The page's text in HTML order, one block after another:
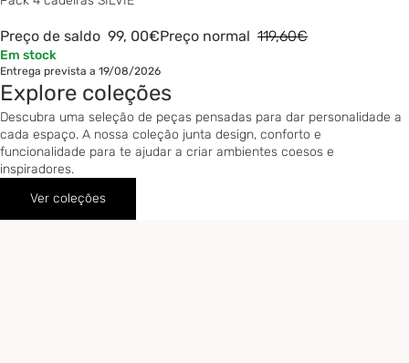
Preço de saldo 99, 00€Preço normal 119,60€
Em stock
Entrega prevista a 19/08/2026
Explore coleções
Descubra uma seleção de peças pensadas para dar personalidade a
cada espaço. A nossa coleção junta design, conforto e
funcionalidade para te ajudar a criar ambientes coesos e
inspiradores.
Ver coleções